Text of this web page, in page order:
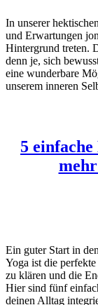
In unserer
und Erwartungen
Hintergrund treten.
denn je, sich
eine wunderbare
unserem inneren
5
Ein guter Start in
Yoga ist die
zu klären und die
Hier sind fünf
deinen Alltag